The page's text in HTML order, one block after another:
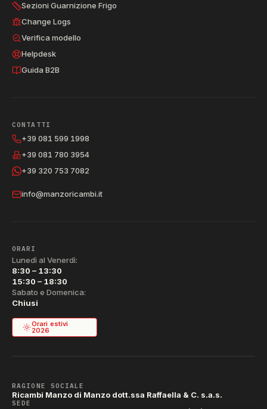
Sezioni Guarnizione Frigo
Change Logs
Verifica modello
Helpdesk
Guida B2B
CONTATTI
+39 081 599 1998
+39 081 780 3954
+39 320 753 7082
info@manzoricambi.it
ORARI
Lunedì al Venerdì:
8:30 – 13:30
15:30 – 18:30
Sabato e Domenica:
Chiusi
Orari estivi
2026
RAGIONE SOCIALE
Ricambi Manzo di Manzo dott.ssa Raffaella & C. s.a.s.
SEDE